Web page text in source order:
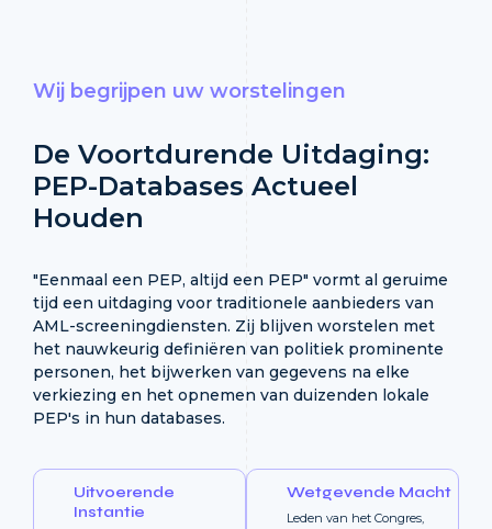
Wij begrijpen uw worstelingen
De Voortdurende Uitdaging:
PEP-Databases Actueel
Houden
"Eenmaal een PEP, altijd een PEP" vormt al geruime
tijd een uitdaging voor traditionele aanbieders van
AML-screeningdiensten. Zij blijven worstelen met
het nauwkeurig definiëren van politiek prominente
personen, het bijwerken van gegevens na elke
verkiezing en het opnemen van duizenden lokale
PEP's in hun databases.
Uitvoerende
Instantie
Wetgevende Macht
Leden van het Congres,